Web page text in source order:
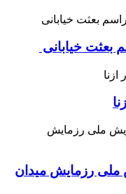
بعثت خیابانی
ملی رزمایش میدان